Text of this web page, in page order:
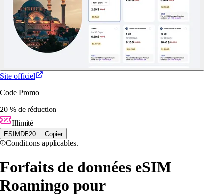
Site officiel
Code Promo
20 % de réduction
Illimité
ESIMDB20 Copier
Conditions applicables.
Forfaits de données eSIM
Roamingo pour